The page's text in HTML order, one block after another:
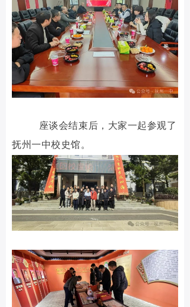
座谈会结束后，大家一起参观了
抚州一中校史馆。